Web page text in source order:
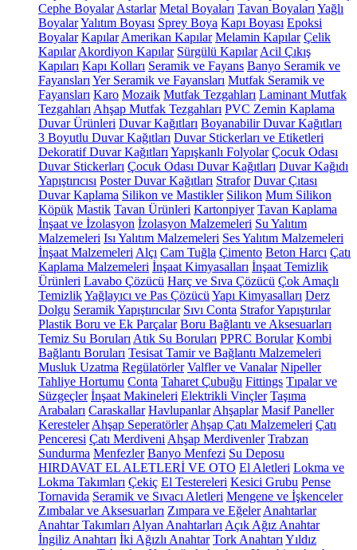
Cephe Boyalar Astarlar Metal Boyaları Tavan Boyaları Yağlı
BoyalarYalıtım Boyası Sprey Boya Kapı Boyası Epoksi
Boyalar Kapılar Amerikan Kapılar Melamin Kapılar Çelik
Kapılar Akordiyon Kapılar Sürgülü Kapılar Acil Çıkış
Kapıları Kapı Kolları Seramik ve Fayans Banyo Seramik ve
Fayansları Yer Seramik ve Fayansları Mutfak Seramik ve
Fayansları Karo Mozaik Mutfak Tezgahları Laminant Mutfak
Tezgahları Ahşap Mutfak Tezgahları PVC Zemin Kaplama
Duvar Ürünleri Duvar Kağıtları Boyanabilir Duvar Kağıtları
3 Boyutlu Duvar Kağıtları Duvar Stickerları ve Etiketleri
Dekoratif Duvar Kağıtları Yapışkanlı Folyolar Çocuk Odası
Duvar Stickerları Çocuk Odası Duvar Kağıtları Duvar Kağıdı
Yapıştırıcısı Poster Duvar Kağıtları Strafor Duvar Çıtası
Duvar Kaplama Silikon ve Mastikler Silikon Mum Silikon
Köpük Mastik Tavan Ürünleri Kartonpiyer Tavan Kaplama
İnşaat ve İzolasyon İzolasyon Malzemeleri Su Yalıtım
Malzemeleri Isı Yalıtım Malzemeleri Ses Yalıtım Malzemeleri
İnşaat Malzemeleri Alçı Cam Tuğla Çimento Beton Harcı Çatı
Kaplama Malzemeleri İnşaat Kimyasalları İnşaat Temizlik
Ürünleri Lavabo Çözücü Harç ve Sıva Çözücü Çok Amaçlı
TemizlikYağlayıcı ve Pas Çözücü Yapı Kimyasalları Derz
Dolgu Seramik Yapıştırıcılar Sıvı Conta Strafor Yapıştırılar
Plastik Boru ve Ek Parçalar Boru Bağlantı ve Aksesuarları
Temiz Su Boruları Atık Su Boruları PPRC Borular Kombi
Bağlantı Boruları Tesisat Tamir ve Bağlantı Malzemeleri
Musluk Uzatma Regülatörler Valfler ve Vanalar Nipeller
Tahliye Hortumu Conta Taharet Çubuğu Fittings Tıpalar ve
Süzgeçler İnşaat Makineleri Elektrikli Vinçler Taşıma
Arabaları Caraskallar Havlupanlar Ahşaplar Masif Paneller
Keresteler Ahşap Seperatörler Ahşap Çatı Malzemeleri Çatı
Penceresi Çatı Merdiveni Ahşap Merdivenler Trabzan
Sundurma Menfezler Banyo Menfezi Su Deposu
HIRDAVAT EL ALETLERİ VE OTO El Aletleri Lokma ve
Lokma Takımları Çekiç El Testereleri Kesici Grubu Pense
Tornavida Seramik ve Sıvacı Aletleri Mengene ve İşkenceler
Zımbalar ve Aksesuarları Zımpara ve Eğeler Anahtarlar
Anahtar Takımları Alyan Anahtarları Açık Ağız Anahtar
İngiliz Anahtarı İki Ağızlı Anahtar Tork Anahtarı Yıldız